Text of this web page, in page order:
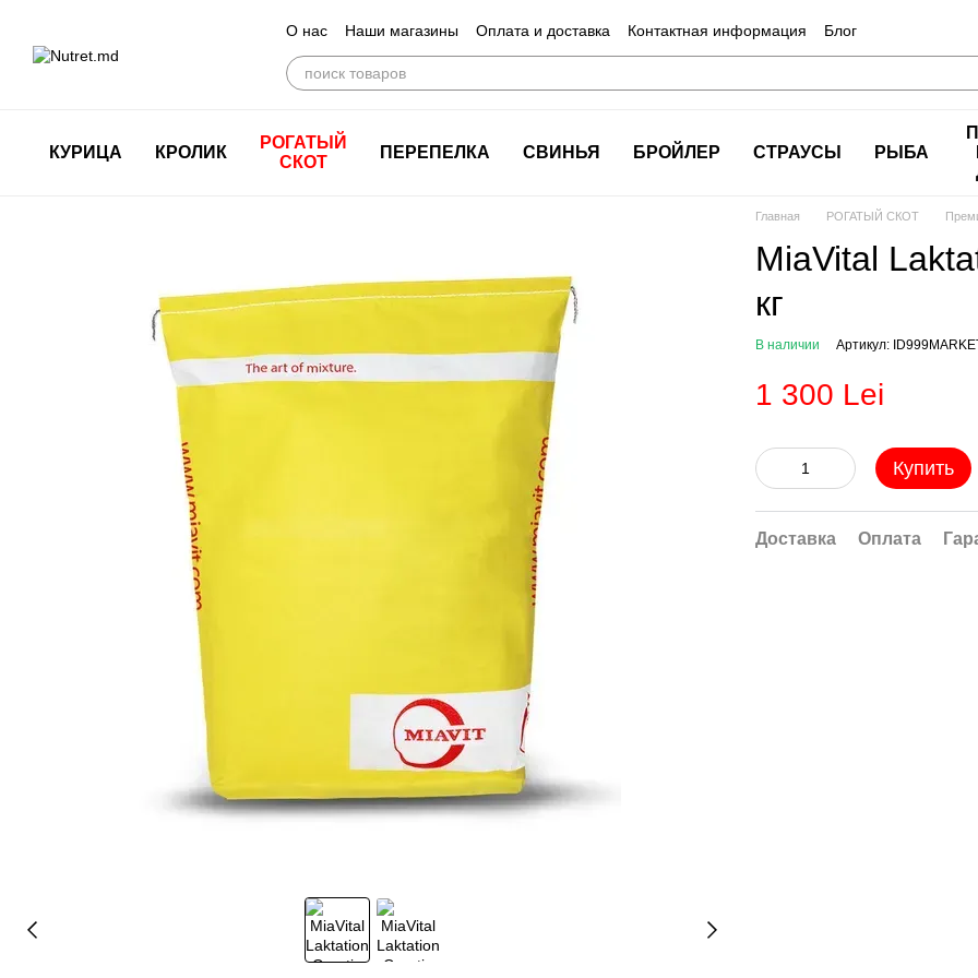
О нас Наши магазины Оплата и доставка Контактная информация Блог
КУРИЦА КРОЛИК
РОГАТЫЙ
СКОТ
ПЕРЕПЕЛКА СВИНЬЯ БРОЙЛЕР СТРАУСЫ РЫБА
Главная РОГАТЫЙ СКОТ
MiaVital
кг
В наличии Артикул:
1 300 Lei
Купить
Доставка Оплата